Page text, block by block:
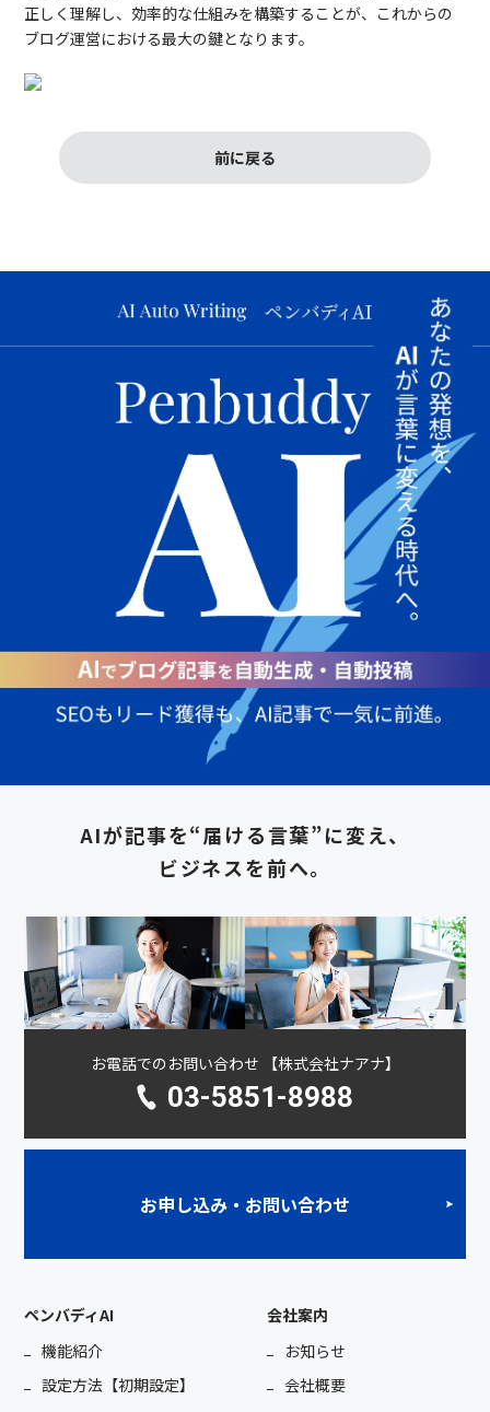
正しく理解し、効率的な仕組みを構築することが、これからの
ブログ運営における最大の鍵となります。
前に戻る
AIが記事を“届ける言葉”に変え、
ビジネスを前へ。
お電話でのお問い合わせ 【株式会社ナアナ】
03-5851-8988
お申し込み・お問い合わせ
ペンバディAI
機能紹介
設定方法【初期設定】
会社案内
お知らせ
会社概要